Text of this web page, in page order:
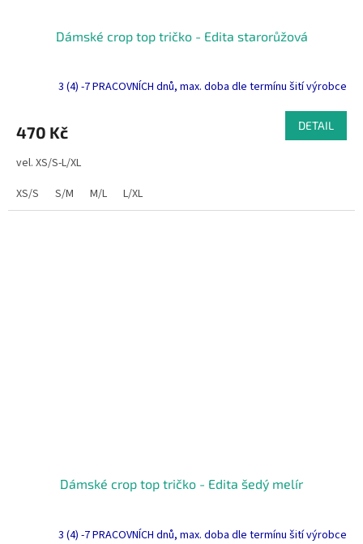
Dámské crop top tričko - Edita starorůžová
3 (4) -7 PRACOVNÍCH dnů, max. doba dle termínu šití výrobce
470 Kč DETAIL
vel. XS/S-L/XL
XS/S
S/M M/L L/XL
Dámské crop top tričko - Edita šedý melír
3 (4) -7 PRACOVNÍCH dnů, max. doba dle termínu šití výrobce